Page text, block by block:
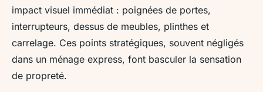
impact visuel immédiat : poignées de portes,
interrupteurs, dessus de meubles, plinthes et
carrelage. Ces points stratégiques, souvent négligés
dans un ménage express, font basculer la sensation
de propreté.